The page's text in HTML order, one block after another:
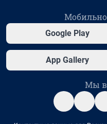
Google Play
App Gallery
Мы в